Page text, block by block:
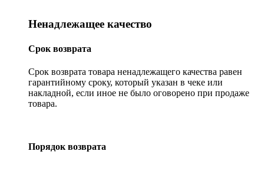
Ненадлежащее качество
Срок возврата
Срок возврата товара ненадлежащего качества равен
гарантийному сроку, который указан в чеке или
накладной, если иное не было оговорено при продаже
товара.
Порядок возврата